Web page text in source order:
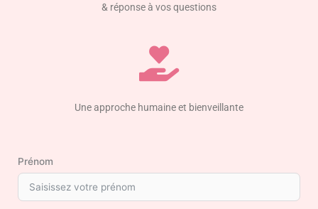
& réponse à vos questions
Une approche humaine et bienveillante
Prénom